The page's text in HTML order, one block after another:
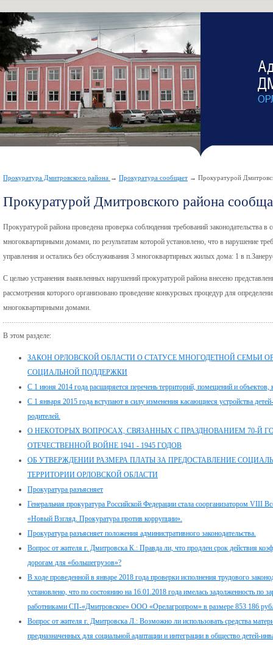
Прокуратура Дмитровского района → Прокуратура сообщает → Прокуратурой
Прокуратурой Дмитровского района
Прокуратурой района проведена проверка соблюдения требований законодательства в
многоквартирными домами, по результатам которой установлено, что в нарушение
управления и остались без обслуживания 3 многоквартирных жилых дома: 1 в
С целью устранения выявленных нарушений прокуратурой района внесено
рассмотрения которого организовано проведение конкурсных процедур для
многоквартирными домами.
В этом разделе:
ЗАКОН ОРЛОВСКОЙ ОБЛАСТИ О СТАТУСЕ МНОГОДЕТНОЙ СЕМЬИ
СОЦИАЛЬНОЙ ПОДДЕРЖКИ
С 1 июня 2014 года расширяется перечень территорий, помещений и объектов,
С 1 января 2015 года вступают в силу изменения касающиеся устройства
родителей.
О НЕКОТОРЫХ ВОПРОСАХ, СВЯЗАННЫХ С ПРАЗДНОВАНИЕМ 70-Й
ОТЕЧЕСТВЕННОЙ ВОЙНЕ 1941 - 1945 ГОДОВ
ОБ УТВЕРЖДЕНИИ РАЗМЕРА ПЛАТЫ ЗА ПРЕДОСТАВЛЕНИЕ
ТЕРРИТОРИИ ОРЛОВСКОЙ ОБЛАСТИ
Прокуратура разъясняет
Генеральная прокуратура Российской Федерации стала соорганизатором VIII
«Новый Взгляд. Прокуратура против коррупции».
Прокуратура разъясняет положения административного законодательства.
Вопрос от жителя г. Дмитровска К.: Правда ли, что продлен срок действия
дорогам для «большегрузов»?
В ходе проведенной в январе 2018 года проверки исполнения трудового
установлено, что по состоянию на 16.01.2018 года имелась задолженность по
работниками СП-«Дмитровское» ООО «Орелагропром» в размере 853 186
Вопрос от жителя г. Дмитровска Л.: Возможно ли использовать средства
предназначенных для социальной адаптации и интеграции в общество детей-